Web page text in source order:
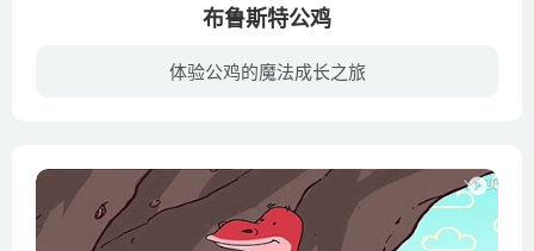
布鲁斯特公鸡
体验公鸡的魔法成长之旅